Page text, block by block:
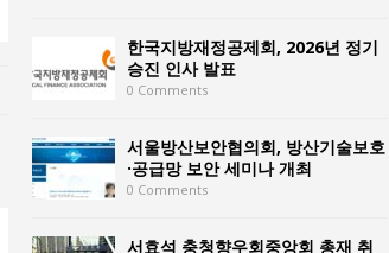
한국지방재정공제회, 2026년 정기
승진 인사 발표
0 Comments
서울방산보안협의회, 방산기술보호
·공급망 보안 세미나 개최
0 Comments
서효석 충청향우회중앙회 총재 취